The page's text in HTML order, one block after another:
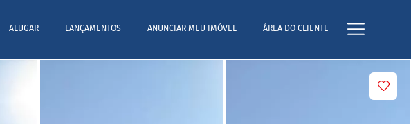
ALUGAR LANÇAMENTOS ANUNCIAR MEU IMÓVEL ÁREA DO CLIENTE